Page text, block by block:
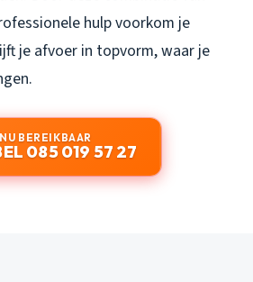
hulp voorkom je
je afvoer in topvorm, waar je
NU BEREIKBAAR
085 019 57 27